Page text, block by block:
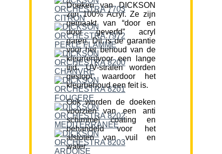
Doeken van DICKSON
zijn 100% Acryl. Ze zijn
gemaakt van “door en
door geverfd” acryl
garen. Dit is de garantie
voor het behoud van de
kleur(en)voor een lange
tijd. UV-stralen worden
gestopt waardoor het
kleurbehoud een feit is.
Ook worden de doeken
voorzien van een anti
schimmel coating en
behandeld voor het
afstoten van vuil en
water.